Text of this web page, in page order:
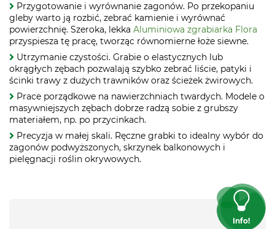
Przygotowanie i wyrównanie zagonów. Po przekopaniu
gleby warto ją rozbić, zebrać kamienie i wyrównać
powierzchnię. Szeroka, lekka Aluminiowa zgrabiarka Flora
przyspiesza tę pracę, tworząc równomierne łoże siewne.
Utrzymanie czystości. Grabie o elastycznych lub
okrągłych zębach pozwalają szybko zebrać liście, patyki i
ścinki trawy z dużych trawników oraz ścieżek żwirowych.
Prace porządkowe na nawierzchniach twardych. Modele o
masywniejszych zębach dobrze radzą sobie z grubszy
materiałem, np. po przycinkach.
Precyzja w małej skali. Ręczne grabki to idealny wybór do
zagonów podwyższonych, skrzynek balkonowych i
pielęgnacji roślin okrywowych.
Info!